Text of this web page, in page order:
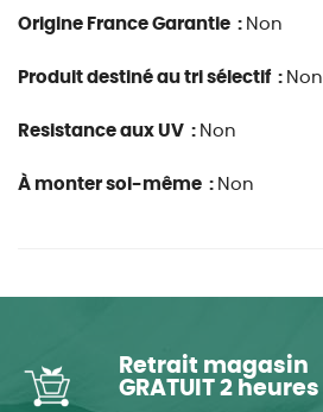
Origine France Garantie : Non
Produit destiné au tri sélectif : Non
Resistance aux UV : Non
À monter soi-même : Non
Retrait magasin
GRATUIT 2 heures